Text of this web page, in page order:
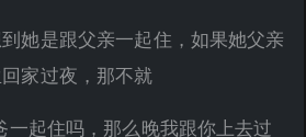
她是跟父亲一起住，如果她父亲
家过夜，那不就
一起住吗，那么晚我跟你上去过